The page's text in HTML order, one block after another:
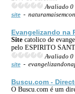
Avaliado 0
site -
Evangelizando na
Site catolico de
pelo ESPIRITO
Avaliado 0
site -
Buscu.com -
O Buscu.com é um